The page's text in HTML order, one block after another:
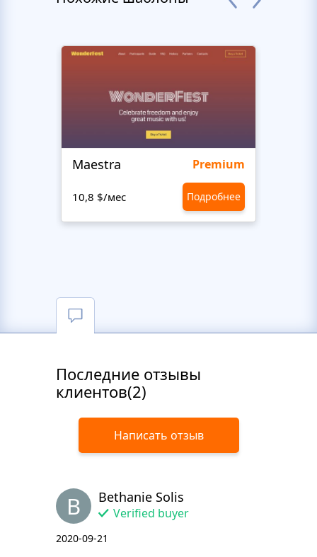
Maestra Premium
10,8 $/мес Подробнее
Последние отзывы
клиентов(2)
Написать отзыв
B Bethanie Solis
Verified buyer
2020-09-21